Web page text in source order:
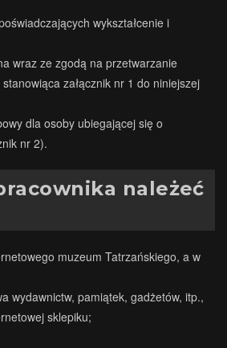
wykształcenie i
wraz ze zgodą na przetwarzanie
załącznik nr 1 do niniejszej
dla osoby ubiegającej się o
nr 2).
należeć
muzeum Tatrzańskiego, a w
wydawnictw, pamiątek, gadżetów, itp.,
sklepiku;